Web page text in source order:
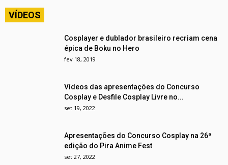
VÍDEOS
Cosplayer e dublador brasileiro recriam cena
épica de Boku no Hero
fev 18, 2019
Vídeos das apresentações do Concurso
Cosplay e Desfile Cosplay Livre no...
set 19, 2022
Apresentações do Concurso Cosplay na 26ª
edição do Pira Anime Fest
set 27, 2022